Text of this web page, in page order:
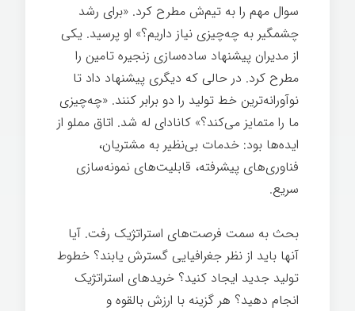
سوال مهم را به تیم‌ش مطرح کرد. «برای رشد
چشمگیر به چه‌چیزی نیاز داریم؟» او پرسید. یکی
از مدیران پیشنهاد ساده‌سازی زنجیره تامین را
مطرح کرد. در حالی که دیگری پیشنهاد داد تا
نوآورانه‌ترین خط تولید را دو برابر کنند. «چه‌چیزی
ما را متمایز می‌کند؟» کانادای له شد. اتاق مملو از
ایده‌ها بود: خدمات بی‌نظیر به مشتریان،
فناوری‌های پیشرفته، قابلیت‌های نمونه‌سازی
سریع.
بحث به سمت فرصت‌های استراتژیک رفت. آیا
آنها باید از نظر جغرافیایی گسترش یابند؟ خطوط
تولید جدید ایجاد کنید؟ خریدهای استراتژیک
انجام دهید؟ هر گزینه با ارزش بالقوه و